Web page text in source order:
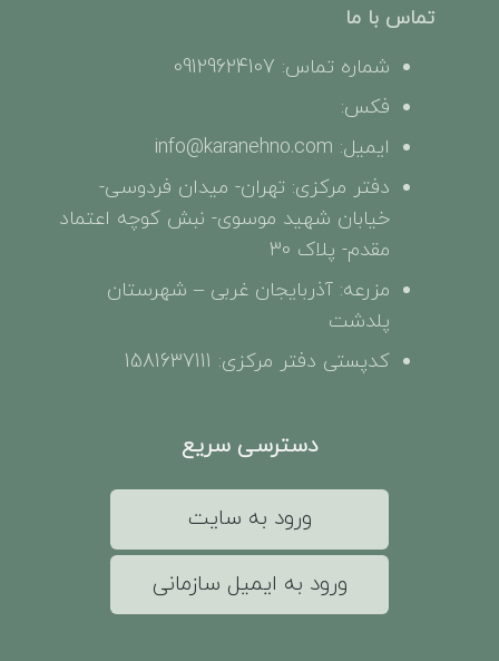
تماس با ما
شماره تماس: 09129624107
فکس:
ایمیل: info@karanehno.com
دفتر مرکزی: تهران- میدان فردوسی-
خیابان شهید موسوی- نبش کوچه اعتماد
مقدم- پلاک 30
مزرعه: آذربایجان غربی – شهرستان
پلدشت
کدپستی دفتر مرکزی: 1581637111
دسترسی سریع
ورود به سایت
ورود به ایمیل سازمانی